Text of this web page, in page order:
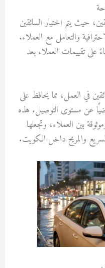
حيث يتم اختيار السائقين
والتعامل مع العملاء.
على تقييمات العملاء بعد
في العمل، مما يحافظ على
عن مستوى التوصيل. هذه
بين العملاء، وتجعلها
والمريح داخل الكويت.